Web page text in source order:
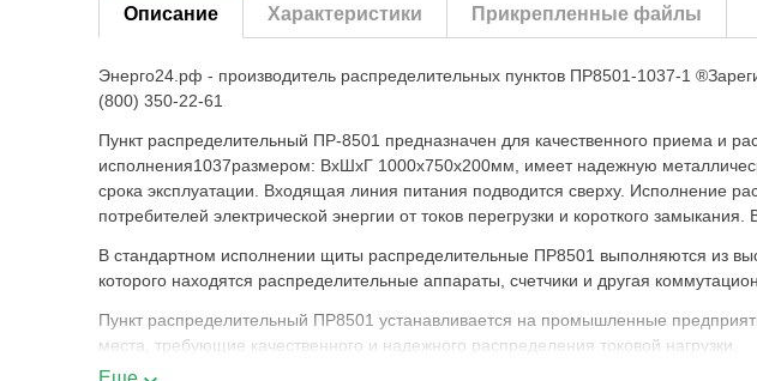
Описание Характеристики Прикрепленные файлы
Энерго24.рф - производитель распределительных пунктов ПР8501-1037-1
(800) 350-22-61
Пункт распределительный ПР-8501 предназначен для качественного приема и
исполнения1037размером: ВхШхГ 1000х750х200мм, имеет надежную
срока эксплуатации. Входящая линия питания подводится сверху. Исполнение
потребителей электрической энергии от токов перегрузки и короткого
В стандартном исполнении щиты распределительные ПР8501 выполняются из
которого находятся распределительные аппараты, счетчики и другая
Пункт распределительный ПР8501 устанавливается на промышленные
места, требующие качественного и надежного распределения токовой нагрузки.